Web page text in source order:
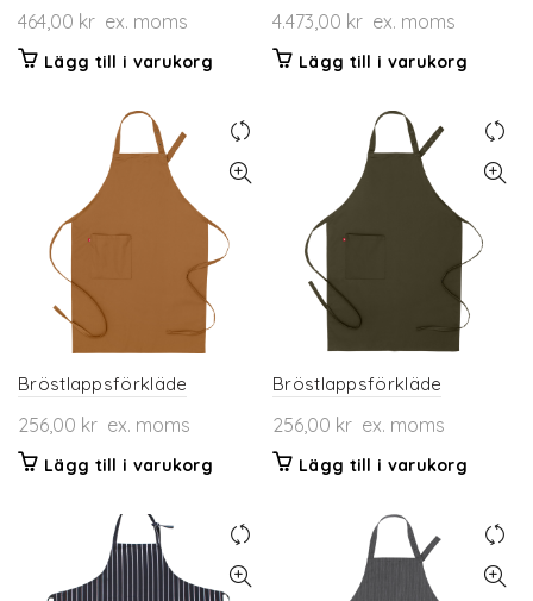
464,00 kr ex. moms
Lägg till i varukorg
4.473,00 kr ex. moms
Lägg till i varukorg
Bröstlappsförkläde
256,00 kr ex. moms
Lägg till i varukorg
Bröstlappsförkläde
256,00 kr ex. moms
Lägg till i varukorg